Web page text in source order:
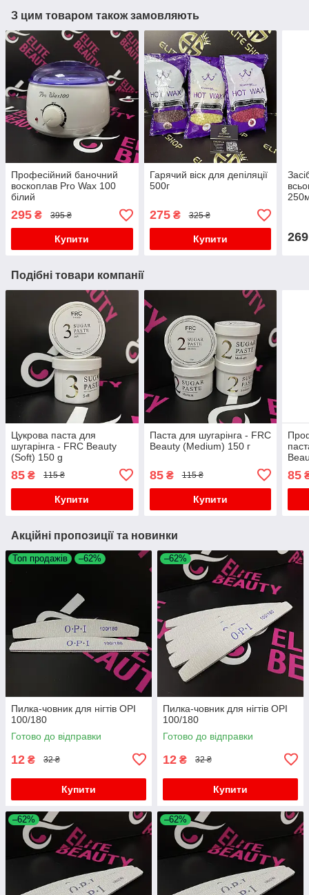
З цим товаром також замовляють
Професійний баночний
воскоплав Pro Wax 100
білий
295 ₴ 395 ₴
Купити
Гарячий віск для депіляції
500г
275₴ 325 ₴
Купити 269
Подібні товари компанії
Цукрова паста для
шугарінга - FRC Beauty
(Soft) 150 g
85 ₴ 115 ₴
Купити
Паста для шугарінга - FRC
Beauty (Medium) 150 г
85₴ 115 ₴
Купити
85
Акційні пропозиції та новинки
Топ продажів –62%
Пилка-човник для нігтів OPI
100/180
Готово до відправки
12 ₴ 32 ₴
Купити
–62%
Пилка-човник для нігтів OPI
100/180
Готово до відправки
12 ₴ 32 ₴
Купити
–62% –62%